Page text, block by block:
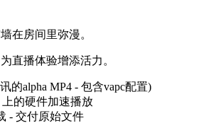
在房间里弥漫。
直播体验增添活力。
的alpha MP4 - 包含vapc配置)
上的硬件加速播放
- 交付原始文件